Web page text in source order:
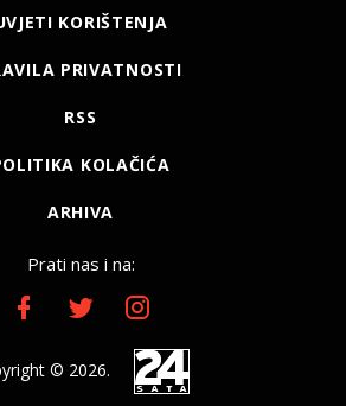
KORIŠTENJA
PRIVATNOSTI
RSS
KOLAČIĆA
ARHIVA
Prati nas i na:
© 2026.